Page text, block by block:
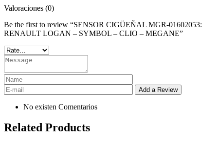
Valoraciones (0)
Be the first to review “SENSOR CIGÜEÑAL MGR-01602053:
RENAULT LOGAN – SYMBOL – CLIO – MEGANE”
No existen Comentarios
Related Products